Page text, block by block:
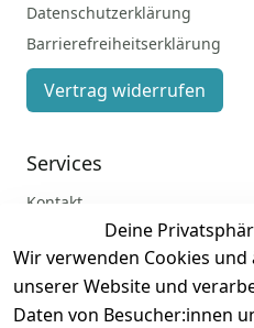
Deine
Wir verwenden Cookies
unserer Website und
Daten von Besucher:innen
Datenschutzerklärung
Barrierefreiheitserklärung
Vertrag widerrufen
Services
Kontakt
Registrieren
Zahlung und Versand